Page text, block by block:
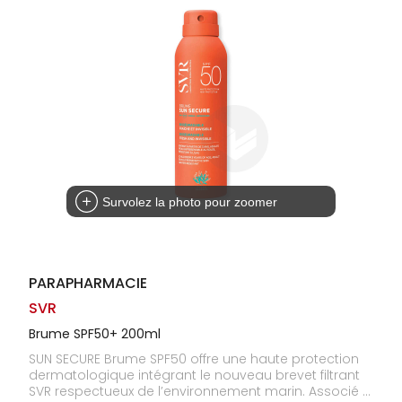
Survolez la photo pour zoomer
PARAPHARMACIE
SVR
Brume SPF50+ 200ml
SUN SECURE Brume SPF50 offre une haute protection
dermatologique intégrant le nouveau brevet filtrant
SVR respectueux de l’environnement marin. Associé à